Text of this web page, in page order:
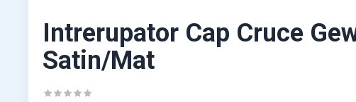
Intrerupator Cap Cruce
Satin/Mat